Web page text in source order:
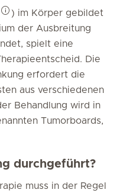
) im Körper gebildet
der Ausbreitung
spielt eine
Die
erfordert die
aus verschiedenen
Behandlung wird in
Tumorboards,
durchgeführt?
muss in der Regel